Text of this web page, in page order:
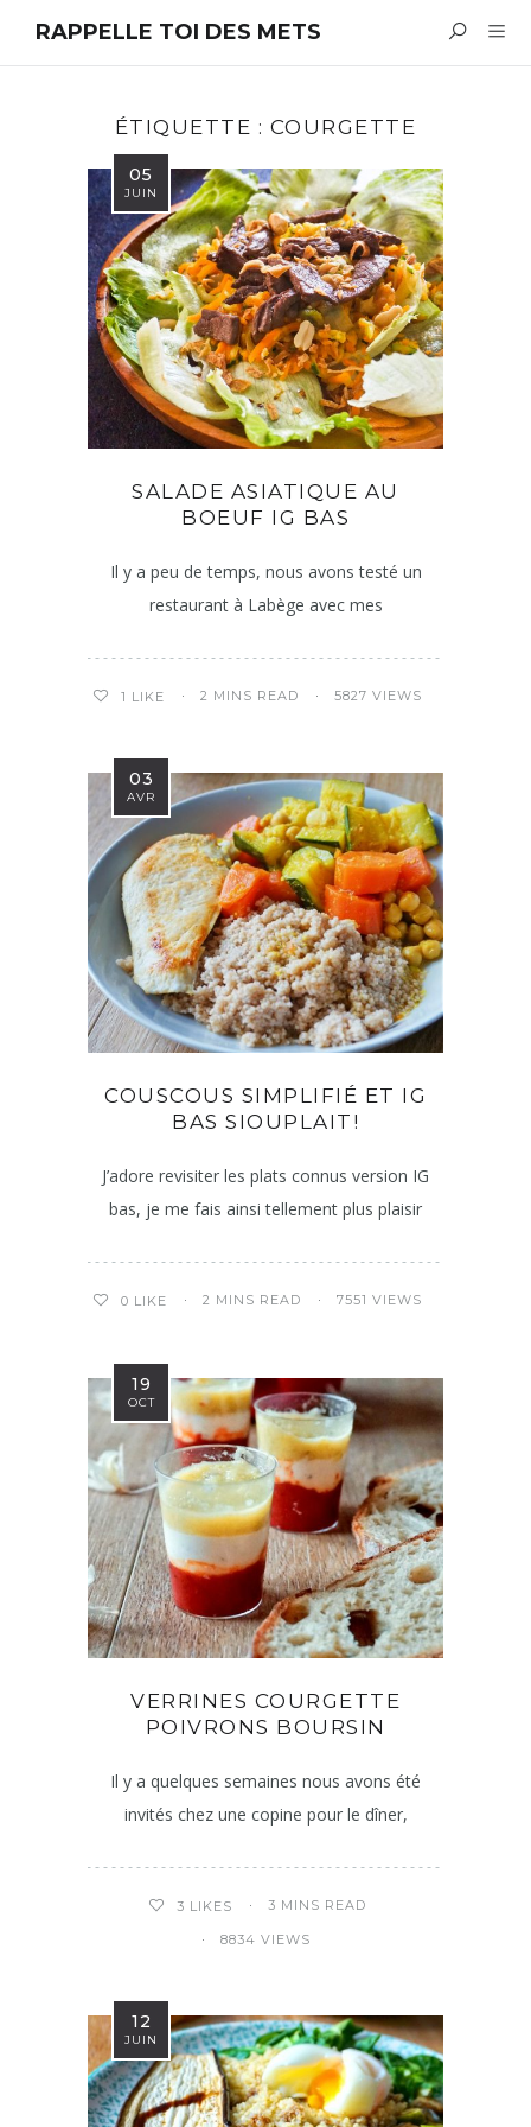
RAPPELLE TOI DES METS
ÉTIQUETTE : COURGETTE
05
JUIN
SALADE ASIATIQUE AU
BOEUF IG BAS
Il y a peu de temps, nous avons testé un
restaurant à Labège avec mes
1 LIKE 2 MINS READ 5827 VIEWS
03
AVR
COUSCOUS SIMPLIFIÉ ET IG
BAS SIOUPLAIT!
J’adore revisiter les plats connus version IG
bas, je me fais ainsi tellement plus plaisir
0 LIKE 2 MINS READ 7551 VIEWS
19
OCT
VERRINES COURGETTE
POIVRONS BOURSIN
Il y a quelques semaines nous avons été
invités chez une copine pour le dîner,
3 LIKES 3 MINS READ
8834 VIEWS
12
JUIN